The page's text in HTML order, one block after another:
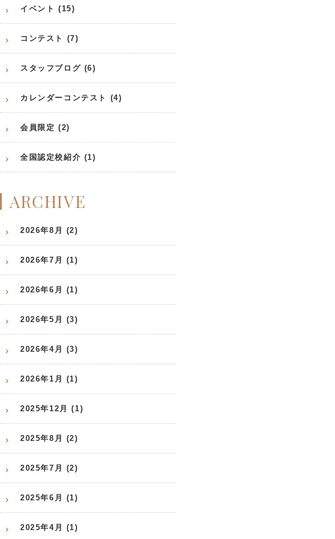
イベント (15)
コンテスト (7)
スタッフブログ (6)
カレンダーコンテスト (4)
会員限定 (2)
全国認定校紹介 (1)
ARCHIVE
2026年8月 (2)
2026年7月 (1)
2026年6月 (1)
2026年5月 (3)
2026年4月 (3)
2026年1月 (1)
2025年12月 (1)
2025年8月 (2)
2025年7月 (2)
2025年6月 (1)
2025年4月 (1)